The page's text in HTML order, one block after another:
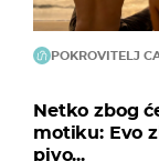
POKROVITELJ
Netko zbog
motiku: Evo
pivo...